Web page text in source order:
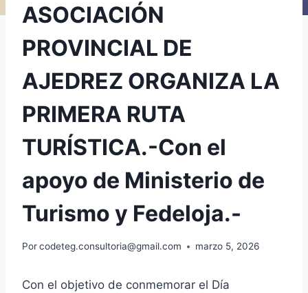
ASOCIACIÓN
PROVINCIAL DE
AJEDREZ ORGANIZA LA
PRIMERA RUTA
TURÍSTICA.-Con el
apoyo de Ministerio de
Turismo y Fedeloja.-
Porcodeteg.consultoria@gmail.com marzo 5, 2026
Con el objetivo de conmemorar el Día